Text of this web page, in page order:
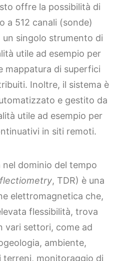
offre la possibilità di
a 512 canali (sonde)
singolo strumento di
utile ad esempio per
mappatura di superfici
Inoltre, il sistema è
e gestito da
utile ad esempio per
in siti remoti.
dominio del tempo
, TDR) è una
elettromagnetica che,
flessibilità, trova
vari settori, come ad
ambiente,
terreni, monitoraggio di